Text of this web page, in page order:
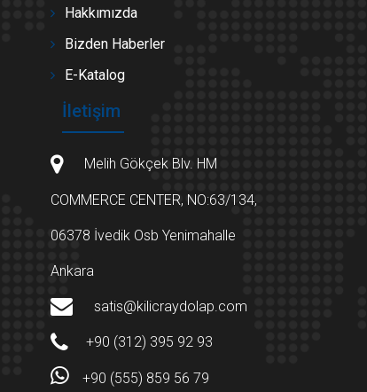
Hakkımızda
Bizden Haberler
E-Katalog
İletişim
Melih Gökçek Blv. HM
COMMERCE CENTER, NO:63/134,
06378 İvedik Osb Yenimahalle
Ankara
satis@kilicraydolap.com
+90 (312) 395 92 93
+90 (555) 859 56 79